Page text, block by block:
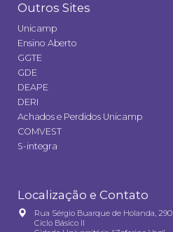
Outros Sites
Unicamp
Ensino Aberto
GGTE
GDE
DEAPE
DERI
Achados e Perdidos Unicamp
COMVEST
S-integra
Localização e Contato
Rua Sérgio Buarque de Holanda, 290
Ciclo Básico II